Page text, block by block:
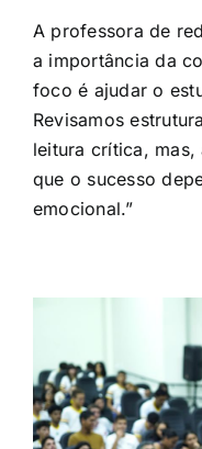
A professora de
a importância da
foco é ajudar o
Revisamos
leitura crítica,
que o sucesso
emocional.”